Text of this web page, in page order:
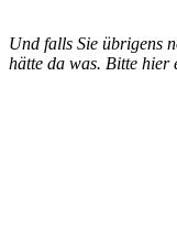
Und falls Sie übrigens
hätte da was. Bitte hier